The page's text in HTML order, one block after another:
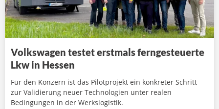
Volkswagen testet erstmals ferngesteuerte
Lkw in Hessen
Für den Konzern ist das Pilotprojekt ein konkreter Schritt
zur Validierung neuer Technologien unter realen
Bedingungen in der Werkslogistik.